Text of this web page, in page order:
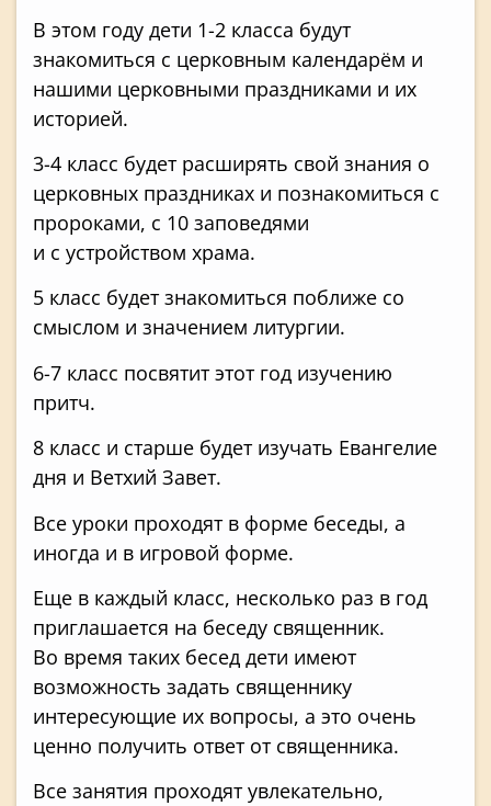
В этом году дети 1-2 класса будут
знакомиться с церковным календарём и
нашими церковными праздниками и их
историей.
3-4 класс будет расширять свой знания о
церковных праздниках и познакомиться с
пророками, с 10 заповедями
и с устройством храма.
5 класс будет знакомиться поближе со
смыслом и значением литургии.
6-7 класс посвятит этот год изучению
притч.
8 класс и старше будет изучать Евангелие
дня и Ветхий Завет.
Все уроки проходят в форме беседы, а
иногда и в игровой форме.
Еще в каждый класс, несколько раз в год
приглашается на беседу священник.
Во время таких бесед дети имеют
возможность задать священнику
интересующие их вопросы, а это очень
ценно получить ответ от священника.
Все занятия проходят увлекательно,